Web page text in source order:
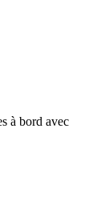
à bord avec